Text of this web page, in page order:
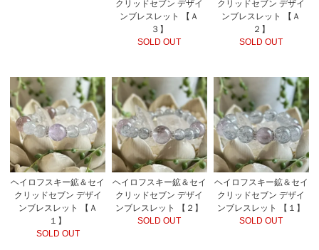
クリッドセブン デザイ
ンブレスレット 【Ａ
３】
SOLD OUT
クリッドセブン デザイ
ンブレスレット 【Ａ
２】
SOLD OUT
ヘイロフスキー鉱＆セイ
クリッドセブン デザイ
ンブレスレット 【Ａ
１】
SOLD OUT
ヘイロフスキー鉱＆セイ
クリッドセブン デザイ
ンブレスレット 【２】
SOLD OUT
ヘイロフスキー鉱＆セイ
クリッドセブン デザイ
ンブレスレット 【１】
SOLD OUT